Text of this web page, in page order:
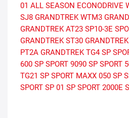
01 ALL SEASON ECONODRIVE
SJ8 GRANDTREK WTM3
GRANDTREK AT23 SP10-3E
GRANDTREK ST30
PT2A GRANDTREK TG4 SP
600 SP SPORT 9090 SP SPORT
TG21 SP SPORT MAXX 050 SP
SPORT SP 01 SP SPORT 2000E